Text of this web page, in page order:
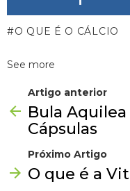
O QUE É O CÁLCIO
See more
Artigo anterior
Bula
Cápsulas
Próximo Artigo
O que é a